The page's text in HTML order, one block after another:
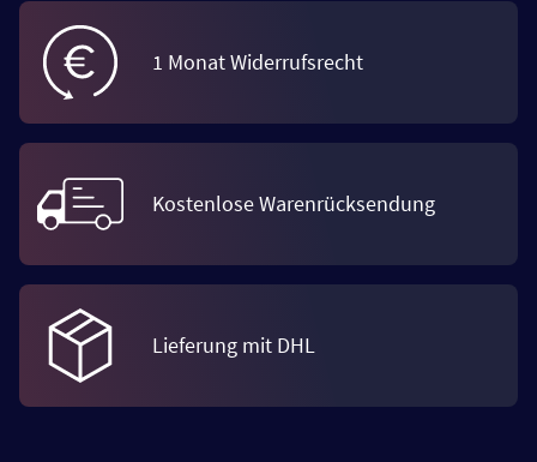
1 Monat Widerrufsrecht
Kostenlose Warenrücksendung
Lieferung mit DHL